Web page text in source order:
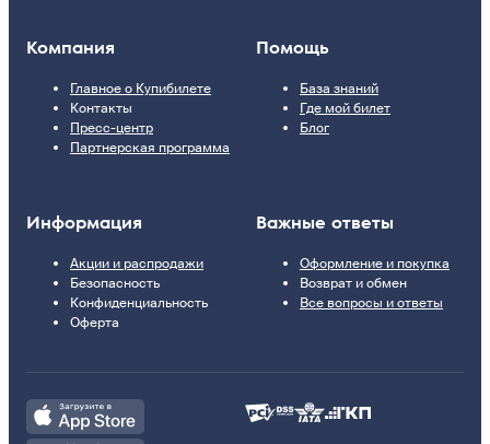
Компания
Главное о Купибилете
Контакты
Пресс-центр
Партнерская программа
Помощь
База знаний
Где мой билет
Блог
Информация
Акции и распродажи
Безопасность
Конфиденциальность
Оферта
Важные ответы
Оформление и покупка
Возврат и обмен
Все вопросы и ответы